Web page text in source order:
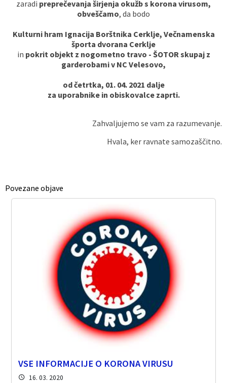
zaradi preprečevanja širjenja okužb s korona virusom,
obveščamo, da bodo
Kulturni hram Ignacija Borštnika Cerklje, Večnamenska
športa dvorana Cerklje
in pokrit objekt z nogometno travo - ŠOTOR skupaj z
garderobami v NC Velesovo,
od četrtka, 01. 04. 2021 dalje
za uporabnike in obiskovalce zaprti.
Zahvaljujemo se vam za razumevanje.
Hvala, ker ravnate samozaščitno.
Povezane objave
VSE INFORMACIJE O KORONA VIRUSU
16. 03. 2020
Častno razsodišče
Medobčinski inšpektorat
Gasilstvo, zaščita in reševanje
Načrt ravnanja s stvarnim premoženjem
MojaObčina.si
Dokumenti v javni obravnavi